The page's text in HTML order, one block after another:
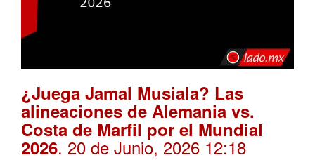
¿Juega Jamal Musiala? Las
alineaciones de Alemania vs.
Costa de Marfil por el Mundial
2026. 20 de Junio, 2026 12:18